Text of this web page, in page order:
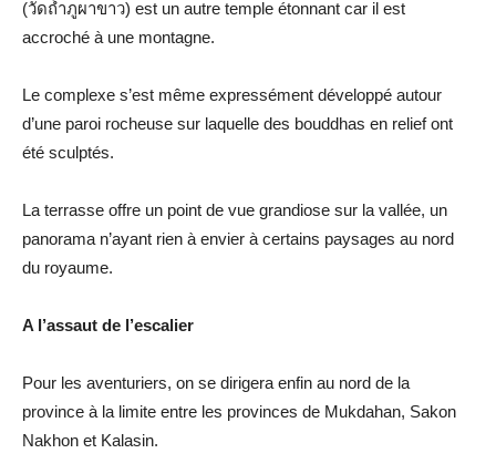
(วัดถ้ำภูผาขาว) est un autre temple étonnant car il est
accroché à une montagne.
Le complexe s’est même expressément développé autour
d’une paroi rocheuse sur laquelle des bouddhas en relief ont
été sculptés.
La terrasse offre un point de vue grandiose sur la vallée, un
panorama n’ayant rien à envier à certains paysages au nord
du royaume.
A l’assaut de l’escalier
Pour les aventuriers, on se dirigera enfin au nord de la
province à la limite entre les provinces de Mukdahan, Sakon
Nakhon et Kalasin.